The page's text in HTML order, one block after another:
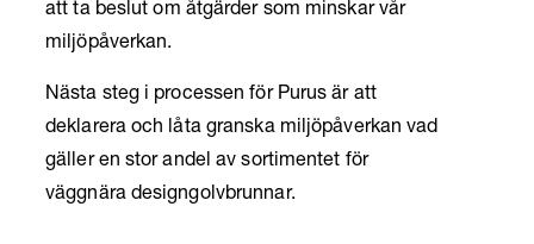
att ta beslut om åtgärder som minskar vår
miljöpåverkan.
Nästa steg i processen för Purus är att
deklarera och låta granska miljöpåverkan vad
gäller en stor andel av sortimentet för
väggnära designgolvbrunnar.